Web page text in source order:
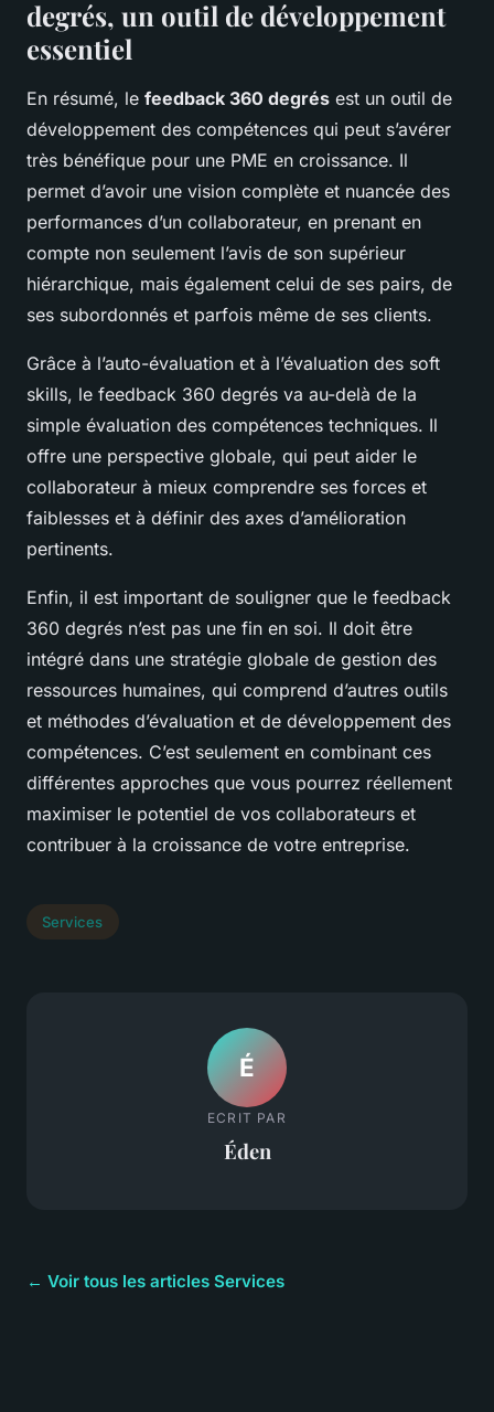
degrés, un outil de développement
essentiel
En résumé, le feedback 360 degrés est un outil de
développement des compétences qui peut s’avérer
très bénéfique pour une PME en croissance. Il
permet d’avoir une vision complète et nuancée des
performances d’un collaborateur, en prenant en
compte non seulement l’avis de son supérieur
hiérarchique, mais également celui de ses pairs, de
ses subordonnés et parfois même de ses clients.
Grâce à l’auto-évaluation et à l’évaluation des soft
skills, le feedback 360 degrés va au-delà de la
simple évaluation des compétences techniques. Il
offre une perspective globale, qui peut aider le
collaborateur à mieux comprendre ses forces et
faiblesses et à définir des axes d’amélioration
pertinents.
Enfin, il est important de souligner que le feedback
360 degrés n’est pas une fin en soi. Il doit être
intégré dans une stratégie globale de gestion des
ressources humaines, qui comprend d’autres outils
et méthodes d’évaluation et de développement des
compétences. C’est seulement en combinant ces
différentes approches que vous pourrez réellement
maximiser le potentiel de vos collaborateurs et
contribuer à la croissance de votre entreprise.
Services
É
ECRIT PAR
Éden
← Voir tous les articles Services